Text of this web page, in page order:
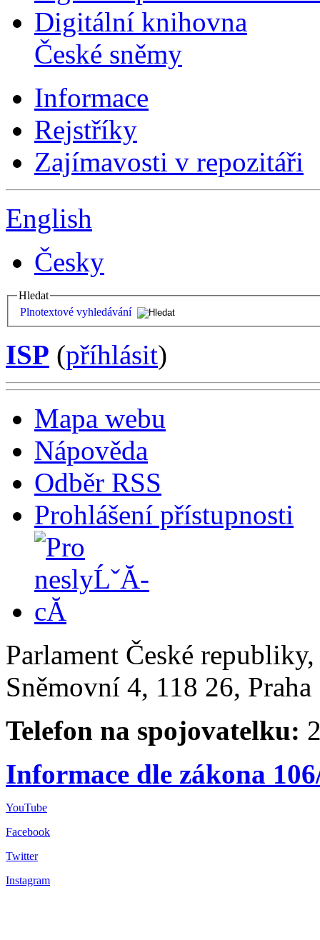
Digitální knihovna
České sněmy
Informace
Rejstříky
Zajímavosti v repozitáři
English
Česky
Hledat
Plnotextové vyhledávání
ISP (příhlásit)
Mapa webu
Nápověda
Odběr RSS
Prohlášení přístupnosti
Parlament České
Sněmovní 4, 118 26,
Telefon na spojovatelku:
Informace dle zákona
YouTube
Facebook
Twitter
Instagram